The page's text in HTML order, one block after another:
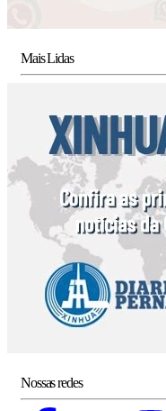
Mais Lidas
Nossas redes